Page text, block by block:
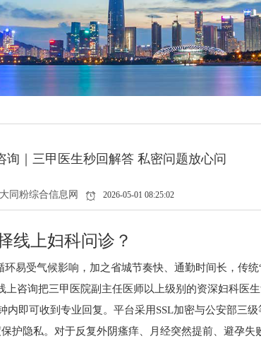
询｜三甲医生秒回解答 私密问题放心问
同粉综合信息网 2026-05-01 08:25:02
线上妇科问诊？
环易受气候影响，加之省城节奏快、通勤时间长，
咨询把三甲医院副主任医师以上级别的资深妇科医生
即可收到专业回复。平台采用SSL加密与公安部三
护隐私。对于反复外阴瘙痒、月经突然提前、避孕失